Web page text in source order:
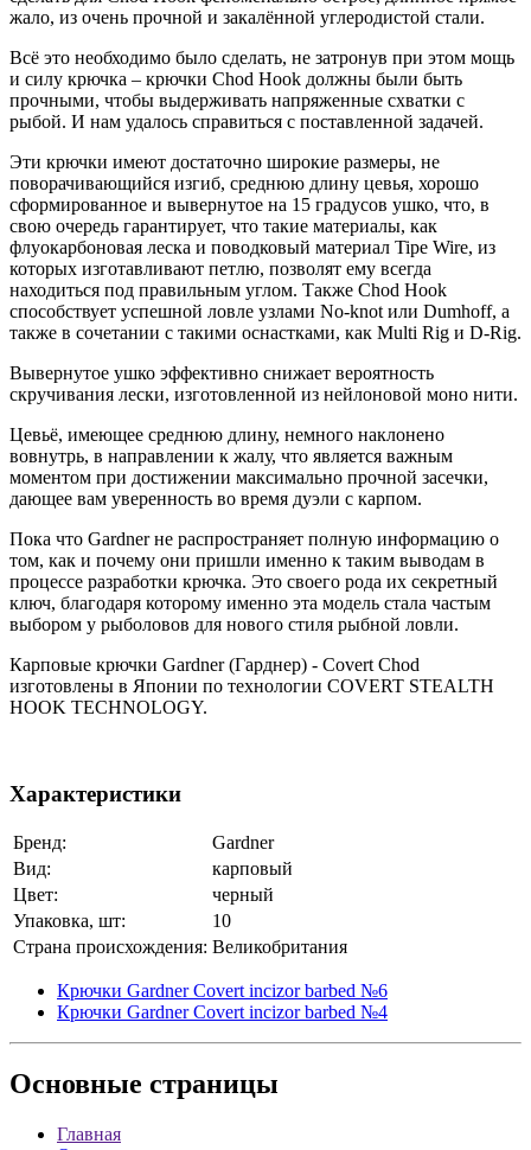
жало, из очень прочной и закалённой углеродистой стали.
Всё это необходимо было сделать, не затронув при этом мощь
и силу крючка – крючки Chod Hook должны были быть
прочными, чтобы выдерживать напряженные схватки с
рыбой. И нам удалось справиться с поставленной задачей.
Эти крючки имеют достаточно широкие размеры, не
поворачивающийся изгиб, среднюю длину цевья, хорошо
сформированное и вывернутое на 15 градусов ушко, что, в
свою очередь гарантирует, что такие материалы, как
флуокарбоновая леска и поводковый материал Tipe Wire, из
которых изготавливают петлю, позволят ему всегда
находиться под правильным углом. Также Chod Hook
способствует успешной ловле узлами No-knot или Dumhoff, а
также в сочетании с такими оснастками, как Multi Rig и D-Rig.
Вывернутое ушко эффективно снижает вероятность
скручивания лески, изготовленной из нейлоновой моно нити.
Цевьё, имеющее среднюю длину, немного наклонено
вовнутрь, в направлении к жалу, что является важным
моментом при достижении максимально прочной засечки,
дающее вам уверенность во время дуэли с карпом.
Пока что Gardner не распространяет полную информацию о
том, как и почему они пришли именно к таким выводам в
процессе разработки крючка. Это своего рода их секретный
ключ, благодаря которому именно эта модель стала частым
выбором у рыболовов для нового стиля рыбной ловли.
Карповые крючки Gardner (Гарднер) - Covert Chod
изготовлены в Японии по технологии COVERT STEALTH
HOOK TECHNOLOGY.
Характеристики
Бренд:
Gardner
Вид:
карповый
Цвет:
черный
Упаковка, шт:
10
Страна происхождения: Великобритания
Крючки Gardner Covert incizor barbed №6
Крючки Gardner Covert incizor barbed №4
Основные страницы
Главная